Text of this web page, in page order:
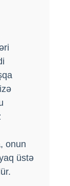
onun
üstə